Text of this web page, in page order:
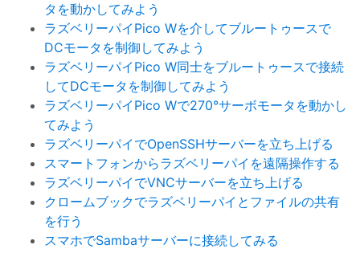
タを動かしてみよう
ラズベリーパイPico Wを介してブルートゥースで
DCモータを制御してみよう
ラズベリーパイPico W同士をブルートゥースで接続
してDCモータを制御してみよう
ラズベリーパイPico Wで270°サーボモータを動かし
てみよう
ラズベリーパイでOpenSSHサーバーを立ち上げる
スマートフォンからラズベリーパイを遠隔操作する
ラズベリーパイでVNCサーバーを立ち上げる
クロームブックでラズベリーパイとファイルの共有
を行う
スマホでSambaサーバーに接続してみる